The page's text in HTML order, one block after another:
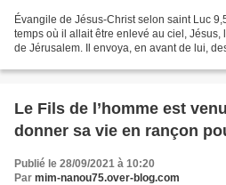
Évangile de Jésus-Christ selon saint Luc
temps où il allait être enlevé au ciel, Jésus,
de Jérusalem. Il envoya, en avant de lui,
Le Fils de l’homme est
donner sa vie en rançon
Publié le 28/09/2021 à 10:20
Par mim-nanou75.over-blog.com